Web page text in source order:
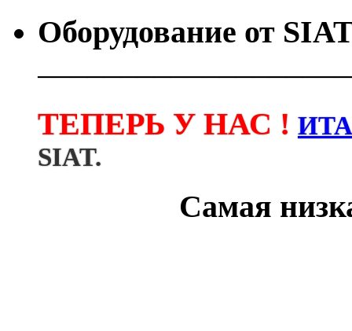
Оборудование от
ТЕПЕРЬ У НАС !
SIAT.
Самая